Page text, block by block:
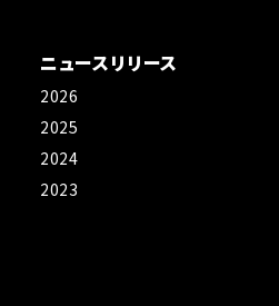
ニュースリリース
2026
2025
2024
2023